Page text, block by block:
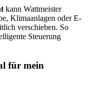
kann Wattmeister
Klimaanlagen oder E-
verschieben. So
Steuerung
für mein